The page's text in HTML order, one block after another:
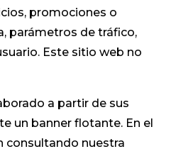
promociones o
parámetros de tráfico,
Este sitio web no
a partir de sus
un banner flotante. En el
consultando nuestra